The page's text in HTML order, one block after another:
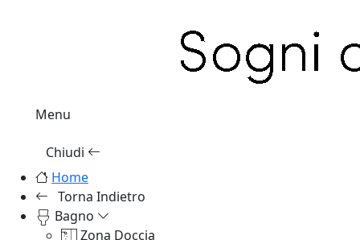
Menu
Chiudi
Home
Torna Indietro
Bagno
Zona Doccia